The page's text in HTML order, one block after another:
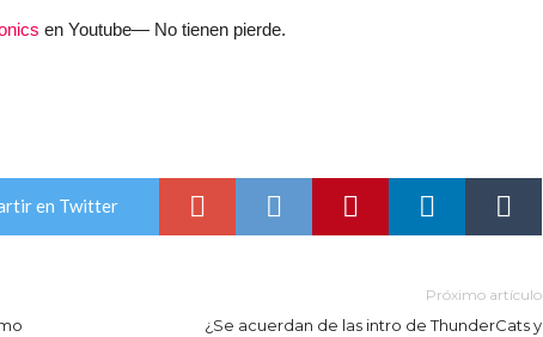
en Youtube— No tienen pierde.
en Twitter
Próximo artículo
¿Se acuerdan de las intro de ThunderCats y